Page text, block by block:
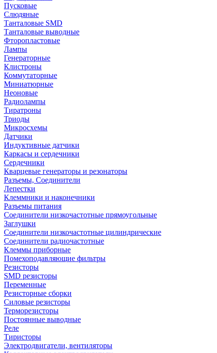
Пусковые
Слюдяные
Танталовые SMD
Танталовые выводные
Фторопластовые
Лампы
Генераторные
Клистроны
Коммутаторные
Миниатюрные
Неоновые
Радиолампы
Тиратроны
Триоды
Микросхемы
Датчики
Индуктивные датчики
Каркасы и сердечники
Сердечники
Кварцевые генераторы и резонаторы
Разъемы, Соединители
Лепестки
Клеммники и наконечники
Разъемы питания
Соединители низкочастотные прямоугольные
Заглушки
Соединители низкочастотные цилиндрические
Соединители радиочастотные
Клеммы приборные
Помехоподавляющие фильтры
Резисторы
SMD резисторы
Переменные
Резисторные сборки
Силовые резисторы
Терморезисторы
Постоянные выводные
Реле
Тиристоры
Электродвигатели, вентиляторы